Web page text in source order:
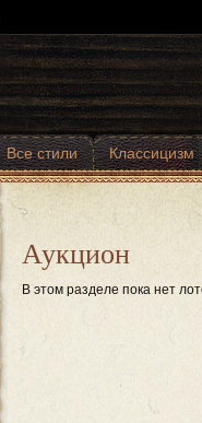
Все стили
Классицизм
Аукцион
В этом разделе пока нет